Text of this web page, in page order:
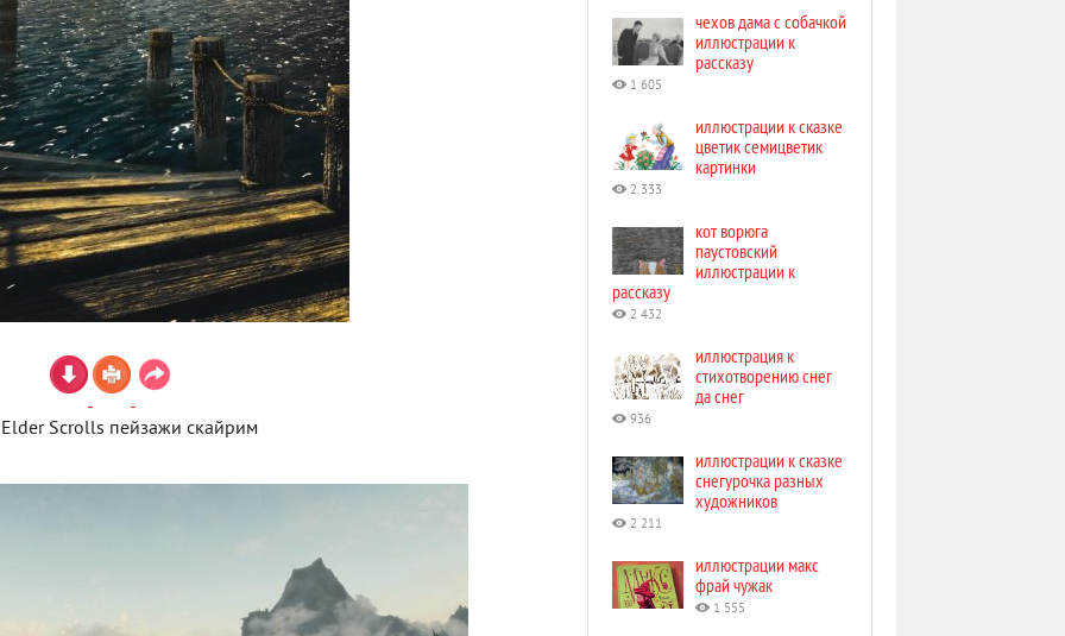
Scrolls пейзажи скайрим
чехов дама с собачкой
иллюстрации к
рассказу
1 605
иллюстрации к сказке
цветик семицветик
картинки
2 333
кот ворюга
паустовский
иллюстрации к
рассказу
2 432
иллюстрация к
стихотворению снег
да снег
936
иллюстрации к сказке
снегурочка разных
художников
2 211
иллюстрации макс
фрай чужак
1 555